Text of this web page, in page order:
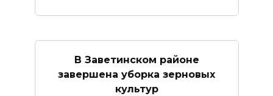
В Заветинском районе
завершена уборка зерновых
культур